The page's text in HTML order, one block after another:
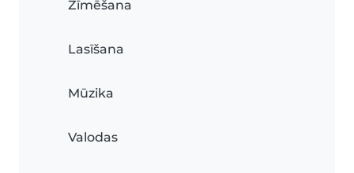
Zīmēšana
Lasīšana
Mūzika
Valodas